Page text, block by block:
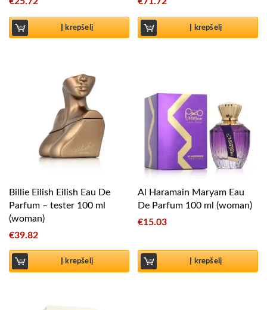
Į krepšelį Į krepšelį
Billie Eilish Eilish Eau De
Parfum – tester 100 ml
(woman)
€39.82
Į krepšelį
Al Haramain Maryam Eau
De Parfum 100 ml (woman)
€15.03
Į krepšelį